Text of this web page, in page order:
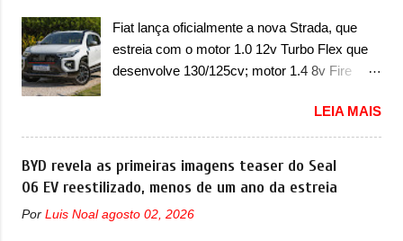
Renault R19 que vinha em 3 versões de
carroceria, sendo duas do hatch e o sedan, a
famosa Kia Besta, o Vol...
uma atualização do software do módulo de
controle da bateria (AHCP e HCP). Para
alguns veículos envolvidos, também, será
substituição do motor do ventilador HVAC
(aquecimento, ventilação e ar-condicionado).
A marca também confirmou que “foi
identificada a possibilidade de uma
sobrecarga do microprocessador do Módulo
Fiat lança oficialmente a nova Strada, que
estreia com o motor 1.0 12v Turbo Flex que
desenvolve 130/125cv; motor 1.4 8v Fire
oficialmente a nova Strada, que aparece com
mudanças visuais e com uma nova opção de
motor. Depois da picape compacta receber o
câmbio automático CVT no ano passado, a
do motor 1.0 12v Turbo Flex, conhecido
LEIA MAIS
BYD revela as primeiras imagens teaser do Seal
06 EV reestilizado, menos de um ano da estreia
Por Luis Noal agosto 02, 2026